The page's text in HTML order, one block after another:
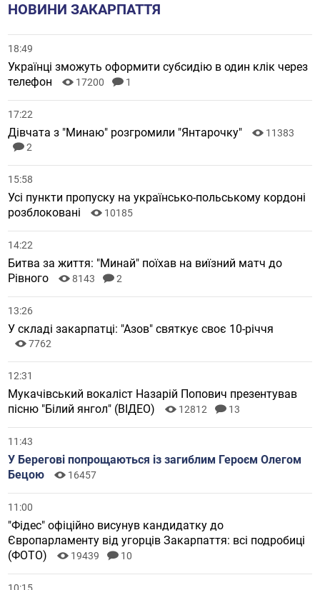
НОВИНИ ЗАКАРПАТТЯ
18:49
Українці зможуть оформити субсидію в один клік через
телефон
17200 1
17:22
Дівчата з "Минаю" розгромили "Янтарочку"
11383
2
15:58
Усі пункти пропуску на українсько-польському кордоні
розблоковані
10185
14:22
Битва за життя: "Минай" поїхав на виїзний матч до
Рівного
8143 2
13:26
У складі закарпатці: "Азов" святкує своє 10-річчя
7762
12:31
Мукачівський вокаліст Назарій Попович презентував
пісню "Білий янгол" (ВІДЕО)
12812 13
11:43
У Берегові попрощаються із загиблим Героєм Олегом
Бецою
16457
11:00
"Фідес" офіційно висунув кандидатку до
Європарламенту від угорців Закарпаття: всі подробиці
(ФОТО)
19439 10